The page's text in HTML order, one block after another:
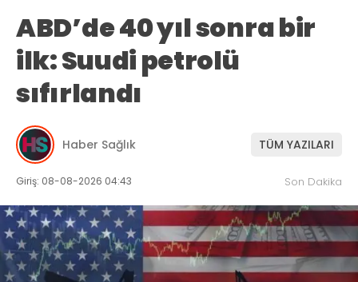
ABD’de 40 yıl sonra bir
ilk: Suudi petrolü
sıfırlandı
Haber Sağlık TÜM YAZILARI
Giriş: 08-08-2026 04:43 Son Dakika